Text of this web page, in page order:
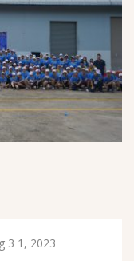
3 1, 2023